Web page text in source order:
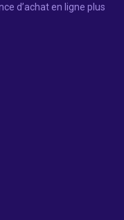
d’achat en ligne plus